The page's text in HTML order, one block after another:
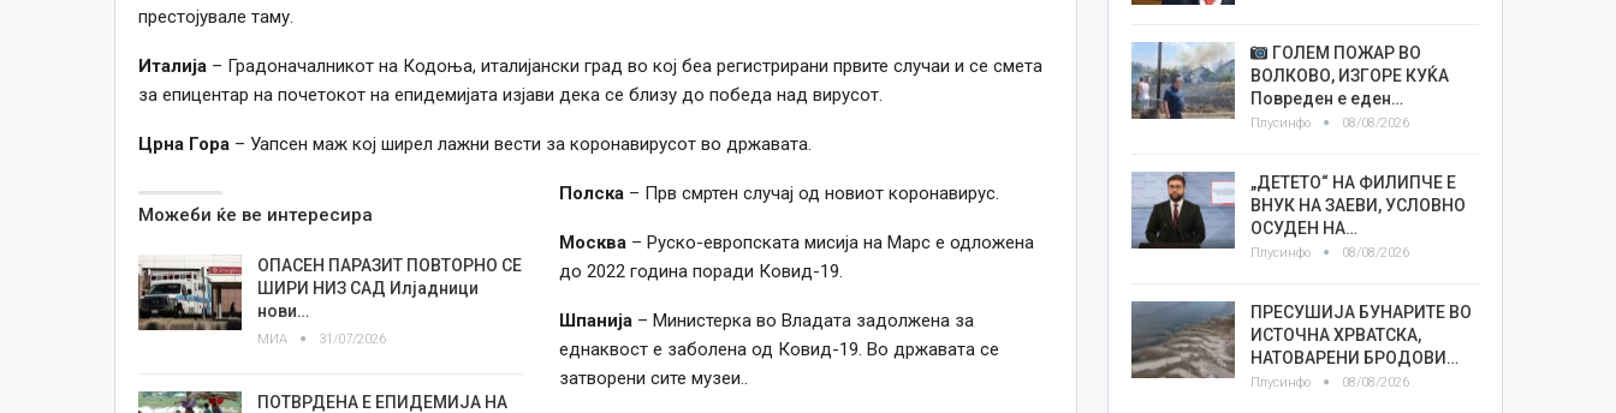
престојувале таму.
Италија– Градоначалникот на Кодоња, италијански град во кој беа регистрирани првите случаи и се смета
за епицентар на почетокот на епидемијата изјави дека се близу до победа над вирусот.
Црна Гора– Уапсен маж кој ширел лажни вести за коронавирусот во државата.
Можеби ќе ве интересира
ОПАСЕН ПАРАЗИТ ПОВТОРНО СЕ
ШИРИ НИЗ САД Илјадници
нови…
МИА 31/07/2026
ПОТВРДЕНА Е ЕПИДЕМИЈА НА
Полска– Прв смртен случај од новиот коронавирус.
Москва– Руско-европската мисија на Марс е одложена
до 2022 година поради Ковид-19.
Шпанија– Министерка во Владата задолжена за
еднаквост е заболена од Ковид-19. Во државата се
затворени сите музеи..
ГОЛЕМ ПОЖАР ВО
ВОЛКОВО, ИЗГОРЕ КУЌА
Повреден е еден…
Плусинфо 08/08/2026
„ДЕТЕТО“ НА ФИЛИПЧЕ Е
ВНУК НА ЗАЕВИ, УСЛОВНО
ОСУДЕН НА…
Плусинфо 08/08/2026
ПРЕСУШИЈА БУНАРИТЕ ВО
ИСТОЧНА ХРВАТСКА,
НАТОВАРЕНИ БРОДОВИ…
Плусинфо 08/08/2026